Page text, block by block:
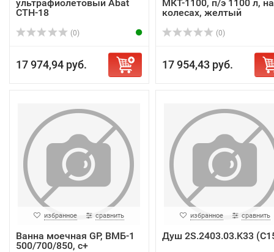
ультрафиолетовый Abat
СТН-18
(0)
17 974,94 руб.
МКТ-1100, п/э 1100 л, на
колесах, желтый
(0)
17 954,43 руб.
избранное сравнить
Ванна моечная GP, ВМБ-1
500/700/850, с+
избранное сравнить
Душ 2S.2403.03.K33